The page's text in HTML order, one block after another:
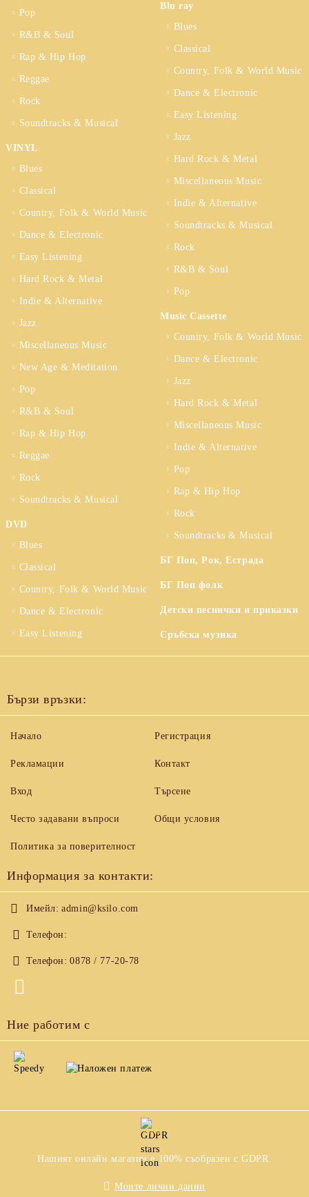
Pop
R&B & Soul
Rap & Hip Hop
Reggae
Rock
Soundtracks & Musical
VINYL
Blues
Classical
Country, Folk & World Music
Dance & Electronic
Easy Listening
Hard Rock & Metal
Indie & Alternative
Jazz
Miscellaneous Music
New Age & Meditation
Pop
R&B & Soul
Rap & Hip Hop
Reggae
Rock
Soundtracks & Musical
DVD
Blues
Classical
Country, Folk & World Music
Dance & Electronic
Easy Listening
Blu ray
Blues
Classical
Country, Folk & World Music
Dance & Electronic
Easy Listening
Jazz
Hard Rock & Metal
Miscellaneous Music
Indie & Alternative
Soundtracks & Musical
Rock
R&B & Soul
Pop
Music Cassette
Country, Folk & World Music
Dance & Electronic
Jazz
Hard Rock & Metal
Miscellaneous Music
Indie & Alternative
Pop
Rap & Hip Hop
Rock
Soundtracks & Musical
БГ Поп, Рок, Естрада
БГ Поп фолк
Детски песнички и приказки
Сръбска музика
Бързи връзки:
Начало
Рекламации
Вход
Често задавани въпроси
Регистрация
Контакт
Търсене
Общи условия
Политика за поверителност
Информация за контакти:
Имейл: admin@ksilo.com
Телефон:
Телефон: 0878 / 77-20-78
Ние работим с
GDPR
Нашият онлайн магазин е 100% съобразен с GDPR.
Моите лични данни